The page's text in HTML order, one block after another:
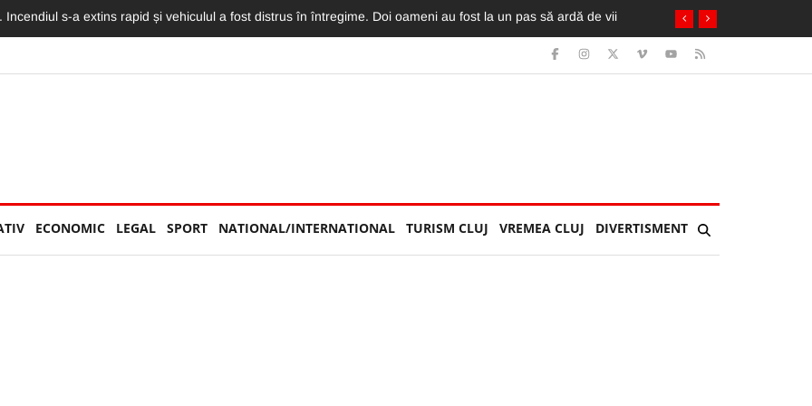
„Nu am văzut niciun echipaj de Poliție sau Jandarmerie”
ECONOMIC LEGAL SPORT NATIONAL/INTERNATIONAL TURISM CLUJ VREMEA CLUJ DIVERTISMENT